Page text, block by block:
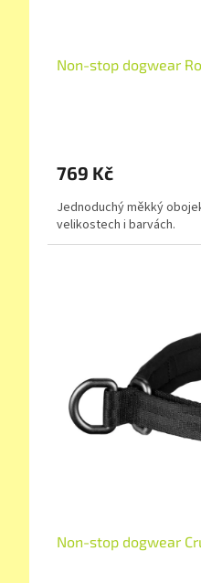
Non-stop dogwear
769 Kč
Jednoduchý měkký
velikostech i barvách.
Non-stop dogwear